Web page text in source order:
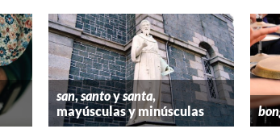
san,santoysanta,
mayúsculas y minúsculas